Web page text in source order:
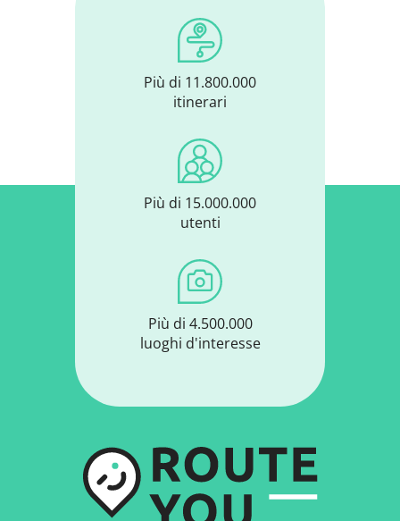
Più di 11.800.000
itinerari
Più di 15.000.000
utenti
Più di 4.500.000
luoghi d'interesse